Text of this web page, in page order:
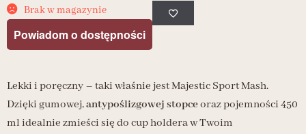
Brak w magazynie
Powiadom o dostępności
Lekki i poręczny – taki właśnie jest Majestic Sport Mash.
Dzięki gumowej,antypoślizgowej stopceoraz pojemności 450
ml idealnie zmieści się do cup holdera w Twoim